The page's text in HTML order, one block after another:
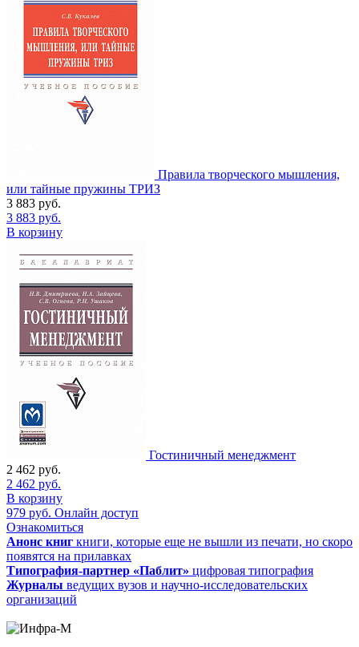
Правила творческого мышления,
или тайные пружины ТРИЗ
3 883 руб.
3 883 руб.
В корзину
Гостиничный менеджмент
2 462 руб.
2 462 руб.
В корзину
979 руб. Онлайн доступ
Ознакомиться
Анонс книг книги, которые еще не вышли из печати, но скоро
появятся на прилавках
Типография-партнер «Паблит» цифровая типография
Журналы ведущих вузов и научно-исследовательских
организаций